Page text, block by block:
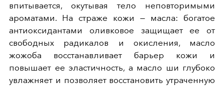
впитывается, окутывая тело неповторимыми
ароматами. На страже кожи — масла: богатое
антиоксидантами оливковое защищает ее от
свободных радикалов и окисления, масло
жожоба восстанавливает барьер кожи и
повышает ее эластичность, а масло ши глубоко
увлажняет и позволяет восстановить утраченную